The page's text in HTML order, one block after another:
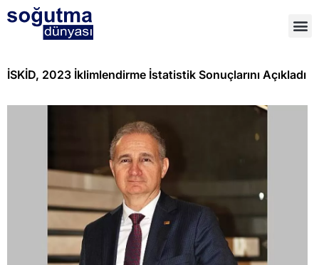
İSKİD, 2023 İklimlendirme İstatistik Sonuçlarını Açıkladı